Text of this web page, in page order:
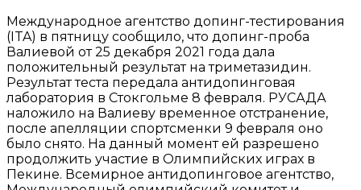
Международное агентство допинг-тестирования
(ITA) в пятницу сообщило, что допинг-проба
Валиевой от 25 декабря 2021 года дала
положительный результат на триметазидин.
Результат теста передала антидопинговая
лаборатория в Стокгольме 8 февраля. РУСАДА
наложило на Валиеву временное отстранение,
после апелляции спортсменки 9 февраля оно
было снято. На данный момент ей разрешено
продолжить участие в Олимпийских играх в
Пекине. Всемирное антидопинговое агентство,